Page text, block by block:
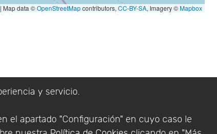
y servicio.
el apartado "Configuración" en cuyo caso le
| Map data ©OpenStreetMapcontributors, CC-BY-SA, Imagery ©Mapbox